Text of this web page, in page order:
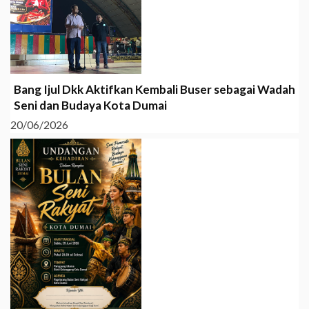
Bang Ijul Dkk Aktifkan Kembali Buser sebagai Wadah
Seni dan Budaya Kota Dumai
20/06/2026